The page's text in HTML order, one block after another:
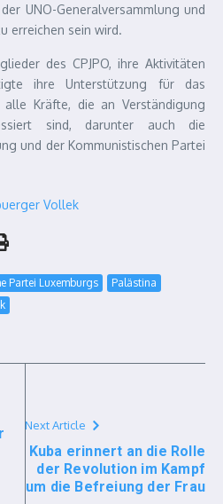
UNO-General­ver­samm­lung und
erreichen sein wird.
des CPJPO, ihre Aktivitäten
ihre Unterstützung für das
Kräf­te, die an Verständigung
sind, darunter auch die
und der Kommunistischen Partei
Vollek
Partei Luxemburgs
Palästina
Next Article
Kuba erinnert an die Rolle
der Revolution im Kampf
um die Befreiung der Frau